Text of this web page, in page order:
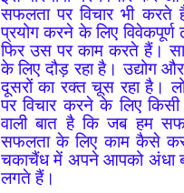
सफलता पर विचार भी करते
प्रयोग करने के लिए
फिर उस पर काम करते हैं।
के लिए दौड़ रहा है। उद्योग
दूसरों का रक्त चूस रहा है।
पर विचार करने के लिए
वाली बात है कि जब हम
सफलता के लिए काम कैसे
चकाचैंध में अपने आपको अंधा
लगते हैं।